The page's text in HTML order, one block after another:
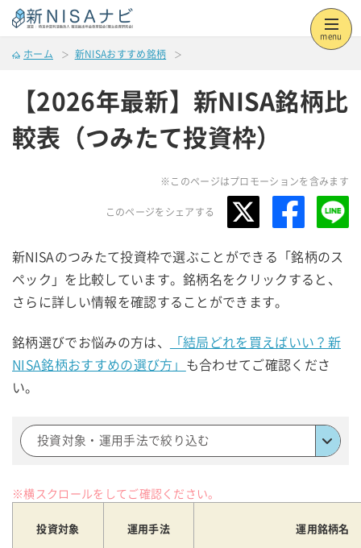
menu
ホーム 新NISAおすすめ銘柄
【2026年最新】新NISA銘柄比
較表（つみたて投資枠）
※このページはプロモーションを含みます
このページをシェアする
新NISAのつみたて投資枠で選ぶことができる「銘柄のス
ペック」を比較しています。銘柄名をクリックすると、
さらに詳しい情報を確認することができます。
銘柄選びでお悩みの方は、
「結局どれを買えばいい？新
NISA銘柄おすすめの選び方」 も合わせてご確認くださ
い。
投資対象・運用手法で絞り込む
※横スクロールをしてご確認ください。
投資対象 運用手法 運用銘柄名